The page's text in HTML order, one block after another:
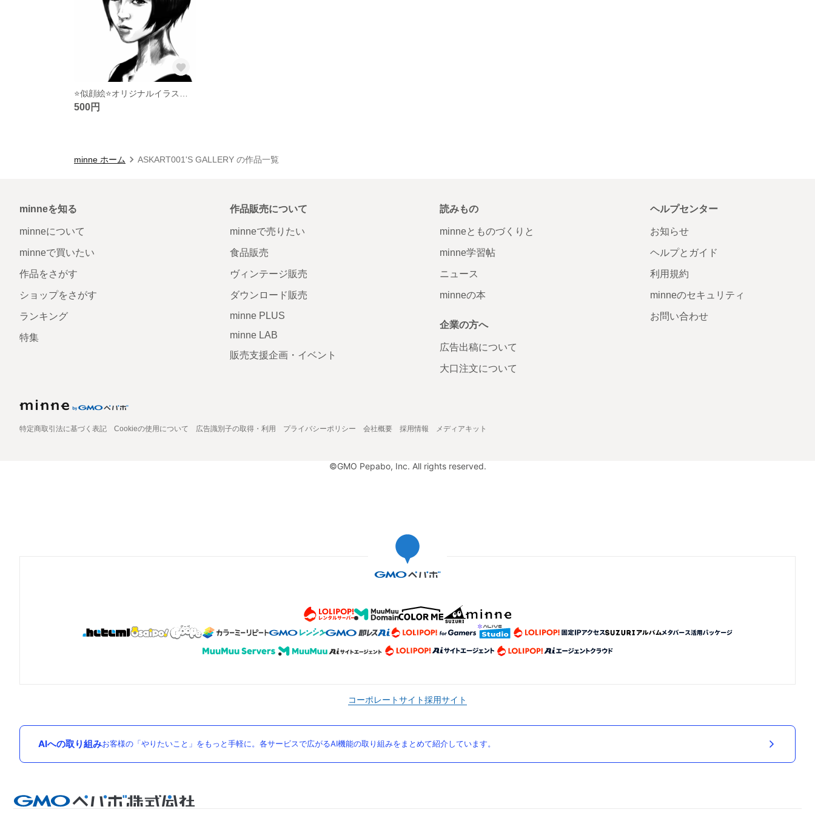
500円
minne ホーム ASKART001'S GALLERY の作品一覧
minneを知る
minneについて
minneで買いたい
作品をさがす
ショップをさがす
ランキング
特集
作品販売について
minneで売りたい
食品販売
ヴィンテージ販売
ダウンロード販売
minne PLUS
minne LAB
販売支援企画・イベント
読みもの
minneとものづくりと
minne学習帖
ニュース
minneの本
企業の方へ
広告出稿について
大口注文について
ヘルプセンター
お知らせ
ヘルプとガイド
利用規約
minneのセキュリティ
お問い合わせ
特定商取引法に基づく表記 Cookieの使用について 広告識別子の取得・利用 プライバシーポリシー 会社概要 採用情報 メディアキット
©GMO Pepabo, Inc. All rights reserved.
コーポレートサイト採用サイト
AIへの取り組みお客様の「やりたいこと」をもっと手軽に。各サービスで広がるAI機能の取り組みをまとめて紹介しています。